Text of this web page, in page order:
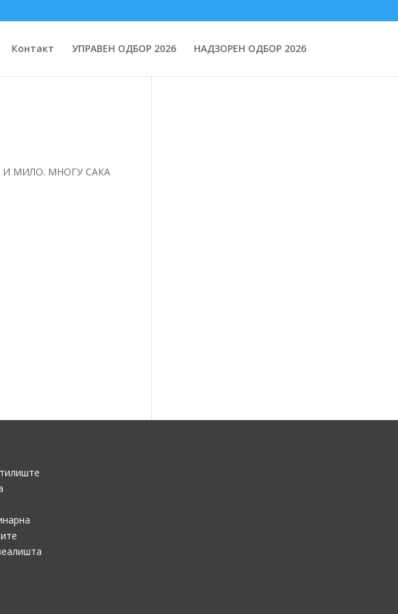
Контакт УПРАВЕН ОДБОР 2026 НАДЗОРЕН ОДБОР 2026
И МИЛО. МНОГУ САКА